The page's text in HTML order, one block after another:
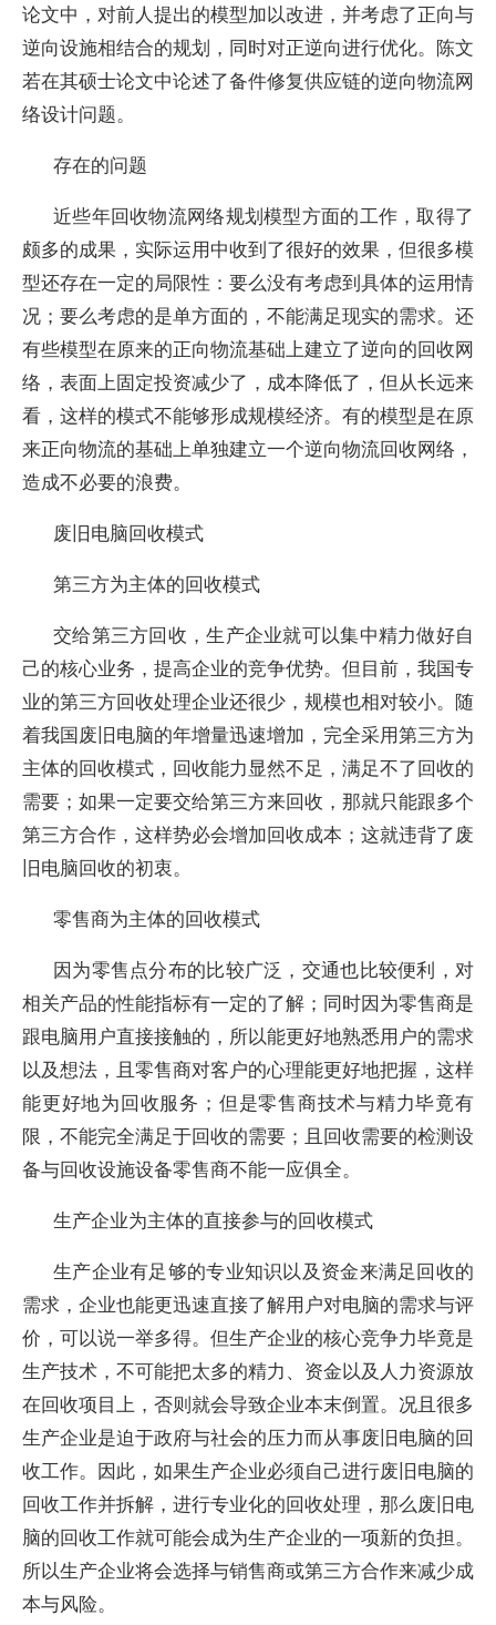
论文中，对前人提出的模型加以改进，并考虑了正向与
逆向设施相结合的规划，同时对正逆向进行优化。陈文
若在其硕士论文中论述了备件修复供应链的逆向物流网
络设计问题。
存在的问题
近些年回收物流网络规划模型方面的工作，取得了
颇多的成果，实际运用中收到了很好的效果，但很多模
型还存在一定的局限性：要么没有考虑到具体的运用情
况；要么考虑的是单方面的，不能满足现实的需求。还
有些模型在原来的正向物流基础上建立了逆向的回收网
络，表面上固定投资减少了，成本降低了，但从长远来
看，这样的模式不能够形成规模经济。有的模型是在原
来正向物流的基础上单独建立一个逆向物流回收网络，
造成不必要的浪费。
废旧电脑回收模式
第三方为主体的回收模式
交给第三方回收，生产企业就可以集中精力做好自
己的核心业务，提高企业的竞争优势。但目前，我国专
业的第三方回收处理企业还很少，规模也相对较小。随
着我国废旧电脑的年增量迅速增加，完全采用第三方为
主体的回收模式，回收能力显然不足，满足不了回收的
需要；如果一定要交给第三方来回收，那就只能跟多个
第三方合作，这样势必会增加回收成本；这就违背了废
旧电脑回收的初衷。
零售商为主体的回收模式
因为零售点分布的比较广泛，交通也比较便利，对
相关产品的性能指标有一定的了解；同时因为零售商是
跟电脑用户直接接触的，所以能更好地熟悉用户的需求
以及想法，且零售商对客户的心理能更好地把握，这样
能更好地为回收服务；但是零售商技术与精力毕竟有
限，不能完全满足于回收的需要；且回收需要的检测设
备与回收设施设备零售商不能一应俱全。
生产企业为主体的直接参与的回收模式
生产企业有足够的专业知识以及资金来满足回收的
需求，企业也能更迅速直接了解用户对电脑的需求与评
价，可以说一举多得。但生产企业的核心竞争力毕竟是
生产技术，不可能把太多的精力、资金以及人力资源放
在回收项目上，否则就会导致企业本末倒置。况且很多
生产企业是迫于政府与社会的压力而从事废旧电脑的回
收工作。因此，如果生产企业必须自己进行废旧电脑的
回收工作并拆解，进行专业化的回收处理，那么废旧电
脑的回收工作就可能会成为生产企业的一项新的负担。
所以生产企业将会选择与销售商或第三方合作来减少成
本与风险。